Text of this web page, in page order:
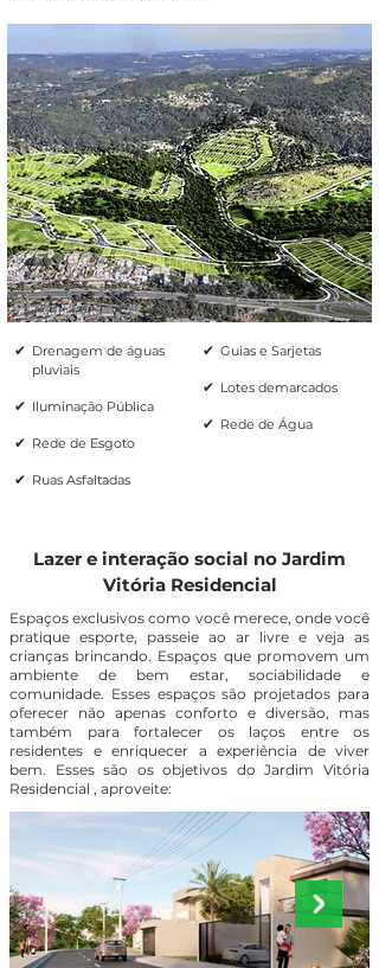
✔ Drenagem de águas
pluviais
✔ Iluminação Pública
✔ Rede de Esgoto
✔ Ruas Asfaltadas
✔ Guias e Sarjetas
✔ Lotes demarcados
✔ Rede de Água
Lazer e interação social no Jardim
Vitória Residencial
Espaços exclusivos como você merece, onde você
pratique esporte, passeie ao ar livre e veja as
crianças brincando. Espaços que promovem um
ambiente de bem estar, sociabilidade e
comunidade. Esses espaços são projetados para
oferecer não apenas conforto e diversão, mas
também para fortalecer os laços entre os
residentes e enriquecer a experiência de viver
bem. Esses são os objetivos do Jardim Vitória
Residencial , aproveite: